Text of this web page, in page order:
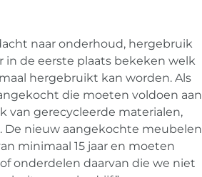
naar onderhoud, hergebruik
in de eerste plaats bekeken welk
hergebruikt kan worden. Als
die moeten voldoen aan
van gerecycleerde materialen,
De nieuw aangekochte meubelen
minimaal 15 jaar en moeten
onderdelen daarvan die we niet